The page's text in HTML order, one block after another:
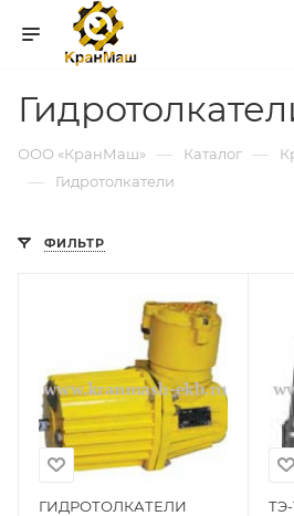
ООО «КранМаш» — Каталог —
— Гидротолкатели
ФИЛЬТР
ГИДРОТОЛКАТЕЛИ
ТЭ-